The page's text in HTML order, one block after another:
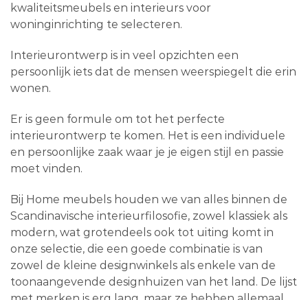
kwaliteitsmeubels en interieurs voor
woninginrichting te selecteren.
Interieurontwerp is in veel opzichten een
persoonlijk iets dat de mensen weerspiegelt die erin
wonen.
Er is geen formule om tot het perfecte
interieurontwerp te komen. Het is een individuele
en persoonlijke zaak waar je je eigen stijl en passie
moet vinden.
Bij Home meubels houden we van alles binnen de
Scandinavische interieurfilosofie, zowel klassiek als
modern, wat grotendeels ook tot uiting komt in
onze selectie, die een goede combinatie is van
zowel de kleine designwinkels als enkele van de
toonaangevende designhuizen van het land. De lijst